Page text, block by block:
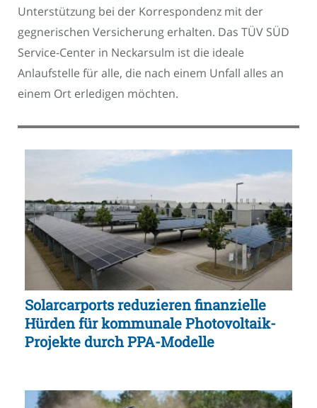
Unterstützung bei der Korrespondenz mit der
gegnerischen Versicherung erhalten. Das TÜV SÜD
Service-Center in Neckarsulm ist die ideale
Anlaufstelle für alle, die nach einem Unfall alles an
einem Ort erledigen möchten.
Solarcarports reduzieren finanzielle
Hürden für kommunale Photovoltaik-
Projekte durch PPA-Modelle